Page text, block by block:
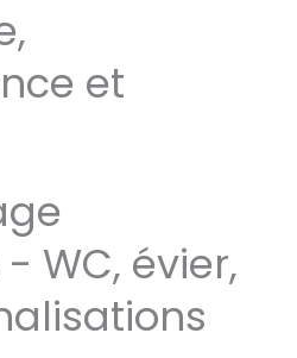
et
WC, évier,